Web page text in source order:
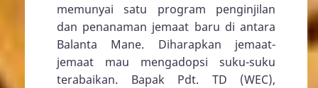
memunyai satu program penginjilan
dan penanaman jemaat baru di antara
Balanta Mane. Diharapkan jemaat-
jemaat mau mengadopsi suku-suku
terabaikan. Bapak Pdt. TD (WEC),